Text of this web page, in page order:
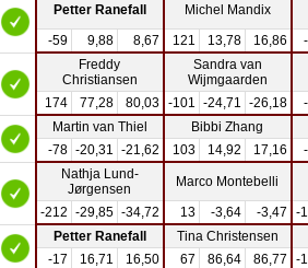
Petter Ranefall
Michel Mandix
-59 9,88 8,67 121 13,78 16,86
Freddy
Christiansen
Sandra van
Wijmgaarden
174 77,28 80,03 -101 -24,71 -26,18
Martin van Thiel
Bibbi Zhang
-78 -20,31 -21,62 103 14,92 17,16
Nathja Lund-
Jørgensen
Marco Montebelli
-212 -29,85 -34,72 13 -3,64 -3,47 -
Petter Ranefall
Tina Christensen
-17 16,71 16,50 67 86,64 86,77 -